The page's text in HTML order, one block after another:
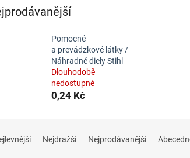
Pomocné
a prevádzkové látky /
Náhradné diely Stihl
Dlouhodobě
nedostupné
0,24 Kč
Nejdražší Nejprodávanější